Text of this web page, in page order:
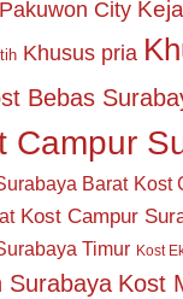
City
Khusus pria
Bebas
Campur
Barat Kost
Kost Campur
Timur Kost
Surabaya Kost